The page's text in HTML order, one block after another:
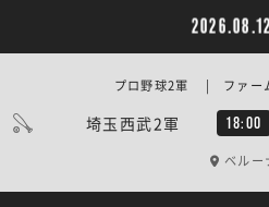
2026.08.12
埼玉西武2軍 18:00
プロ野球2軍 | ファー
ベルー